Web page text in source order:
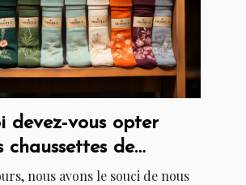
devez-vous opter
chaussettes de
?
nous avons le souci de nous